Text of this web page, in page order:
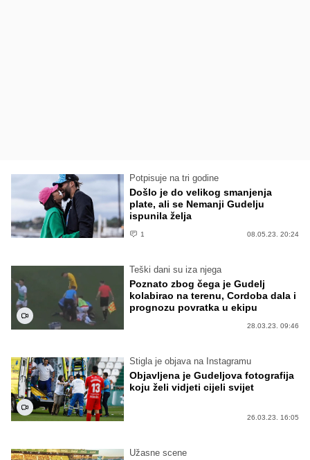
Potpisuje na tri godine
Došlo je do velikog smanjenja
plate, ali se Nemanji Gudelju
ispunila želja
1 08.05.23. 20:24
Teški dani su iza njega
Poznato zbog čega je Gudelj
kolabirao na terenu, Cordoba dala i
prognozu povratka u ekipu
28.03.23. 09:46
Stigla je objava na Instagramu
Objavljena je Gudeljova fotografija
koju želi vidjeti cijeli svijet
26.03.23. 16:05
Užasne scene